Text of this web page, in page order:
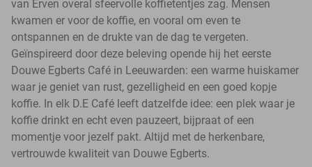
van Erven overal sfeervolle koffietentjes zag. Mensen
kwamen er voor de koffie, en vooral om even te
ontspannen en de drukte van de dag te vergeten.
Geïnspireerd door deze beleving opende hij het eerste
Douwe Egberts Café in Leeuwarden: een warme huiskamer
waar je geniet van rust, gezelligheid en een goed kopje
koffie. In elk D.E Café leeft datzelfde idee: een plek waar je
koffie drinkt en echt even pauzeert, bijpraat of een
momentje voor jezelf pakt. Altijd met de herkenbare,
vertrouwde kwaliteit van Douwe Egberts.